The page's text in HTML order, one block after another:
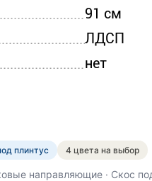
91 см
ЛДСП
нет
плинтус 4 цвета на выбор
направляющие · Скос